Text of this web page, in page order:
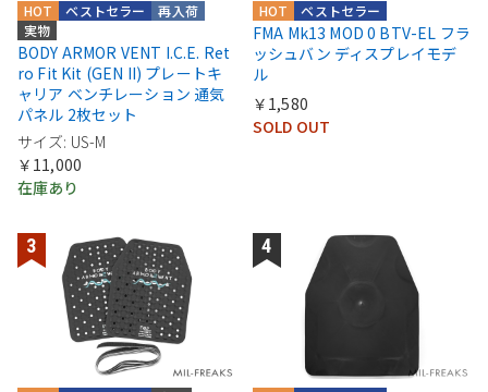
実物
再入荷
ベストセラー
HOT
BODY ARMOR VENT I.C.E. Ret
ro Fit Kit (GEN II) プレートキ
ャリア ベンチレーション 通気
パネル 2枚セット
サイズ: US-M
￥11,000
在庫あり
ベストセラー
HOT
FMA Mk13 MOD 0 BTV-EL フラ
ッシュバン ディスプレイモデ
ル
￥1,580
SOLD OUT